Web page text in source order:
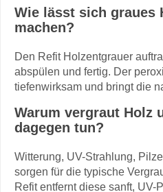
Wie lässt sich graues
machen?
Den Refit Holzentgrauer
abspülen und fertig. Der
tiefenwirksam und bringt die
Warum vergraut Holz
dagegen tun?
Witterung, UV-Strahlung,
sorgen für die typische
Refit entfernt diese sanft, UV-